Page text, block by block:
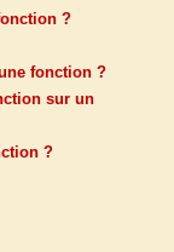
?
fonction ?
sur un
?